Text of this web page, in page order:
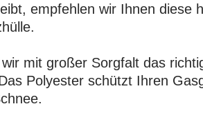
empfehlen wir Ihnen diese
mit großer Sorgfalt das
Polyester schützt Ihren